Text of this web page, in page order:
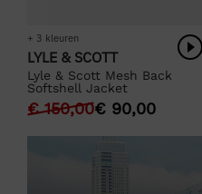
+ 3 kleuren
LYLE & SCOTT
Lyle & Scott Mesh Back
Softshell Jacket
€150,00€ 90,00